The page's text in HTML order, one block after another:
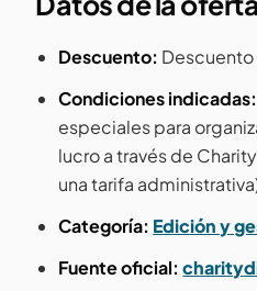
Descuento:
Condiciones indicadas:
especiales para
lucro a través de
una tarifa
Categoría: Edición y
Fuente oficial: